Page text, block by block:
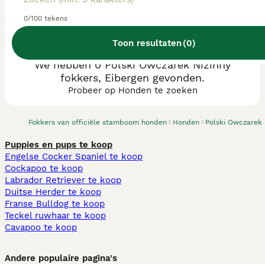
0/100 tekens
Toon resultaten(0)
Fokkers van officiële stamboom honden Honden Polski Owczarek
We hebben 0 Polski Owczarek Nizinny
fokkers, Eibergen gevonden.
Probeer op Honden te zoeken
Puppies en pups te koop
Engelse Cocker Spaniel te koop
Cockapoo te koop
Labrador Retriever te koop
Duitse Herder te koop
Franse Bulldog te koop
Teckel ruwhaar te koop
Cavapoo te koop
Andere populaire pagina's